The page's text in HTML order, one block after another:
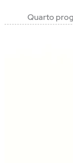
Quarto